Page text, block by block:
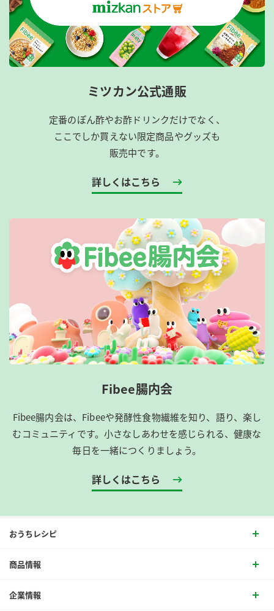
ミツカン公式通販
定番のぽん酢やお酢ドリンクだけでなく、
ここでしか買えない限定商品やグッズも
販売中です。
詳しくはこちら
Fibee腸内会
Fibee腸内会は、​Fibeeや発酵性食物繊維を知り、語り、楽し
むコミュニティです。​小さなしあわせを感じられる、健康な
毎日を一緒につくりましょう。
詳しくはこちら
おうちレシピ
商品情報
企業情報